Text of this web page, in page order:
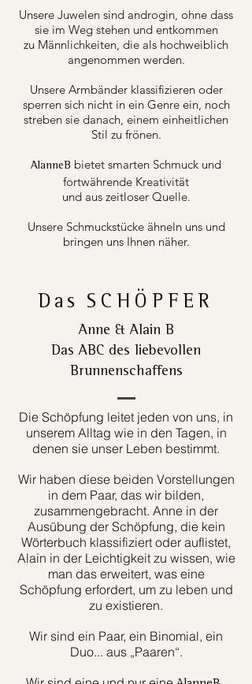
Unsere Juwelen sind androgin, ohne dass
sie im Weg stehen und entkommen
zu Männlichkeiten, die als hochweiblich
angenommen werden.
Unsere Armbänder klassifizieren oder
sperren sich nicht in ein Genre ein, noch
streben sie danach, einem einheitlichen
Stil zu frönen.
AlanneB bietet smarten Schmuck und
fortwährende Kreativität
und aus zeitloser Quelle.
Unsere Schmuckstücke ähneln uns und
bringen uns Ihnen näher.
Das SCHÖPFER
Anne & Alain B
Das ABC des liebevollen
Brunnenschaffens
Die Schöpfung leitet jeden von uns, in
unserem Alltag wie in den Tagen, in
denen sie unser Leben bestimmt.
Wir haben diese beiden Vorstellungen
in dem Paar, das wir bilden,
zusammengebracht. Anne in der
Ausübung der Schöpfung, die kein
Wörterbuch klassifiziert oder auflistet,
Alain in der Leichtigkeit zu wissen, wie
man das erweitert, was eine
Schöpfung erfordert, um zu leben und
zu existieren.
Wir sind ein Paar, ein Binomial, ein
Duo... aus „Paaren“.